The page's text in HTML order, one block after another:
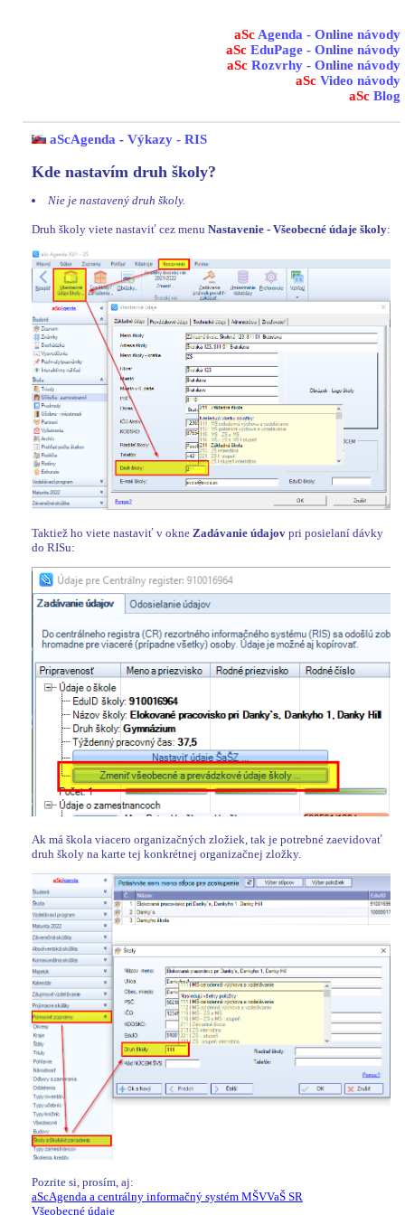
aSc Agenda - Online návody
aSc EduPage - Online návody
aSc Rozvrhy - Online návody
aSc Video návody
aSc Blog
aScAgenda - Výkazy - RIS
Kde nastavím druh školy?
Nie je nastavený druh školy.
Druh školy viete nastaviť cez menu Nastavenie - Všeobecné údaje školy:
Taktiež ho viete nastaviť v okne Zadávanie údajov pri posielaní dávky
do RISu:
Ak má škola viacero organizačných zložiek, tak je potrebné zaevidovať
druh školy na karte tej konkrétnej organizačnej zložky.
Pozrite si, prosím, aj:
aScAgenda a centrálny informačný systém MŠVVaŠ SR
Všeobecné údaje